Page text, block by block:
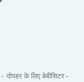
दोपहर के लिए बेबीसिटर